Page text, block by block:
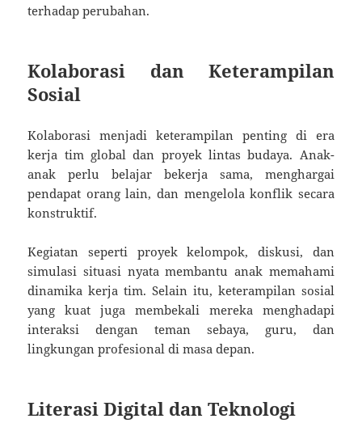
terhadap perubahan.
Kolaborasi dan Keterampilan
Sosial
Kolaborasi menjadi keterampilan penting di era
kerja tim global dan proyek lintas budaya. Anak-
anak perlu belajar bekerja sama, menghargai
pendapat orang lain, dan mengelola konflik secara
konstruktif.
Kegiatan seperti proyek kelompok, diskusi, dan
simulasi situasi nyata membantu anak memahami
dinamika kerja tim. Selain itu, keterampilan sosial
yang kuat juga membekali mereka menghadapi
interaksi dengan teman sebaya, guru, dan
lingkungan profesional di masa depan.
Literasi Digital dan Teknologi